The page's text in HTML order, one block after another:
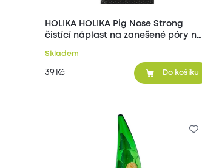
HOLIKA HOLIKA Pig Nose Strong
čistící náplast na zanešené póry na
Skladem
39 Kč Do košíku